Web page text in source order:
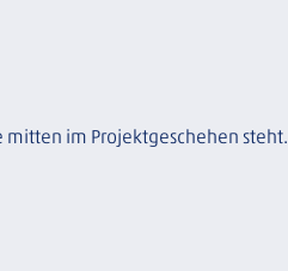
mitten im Projektgeschehen steht.